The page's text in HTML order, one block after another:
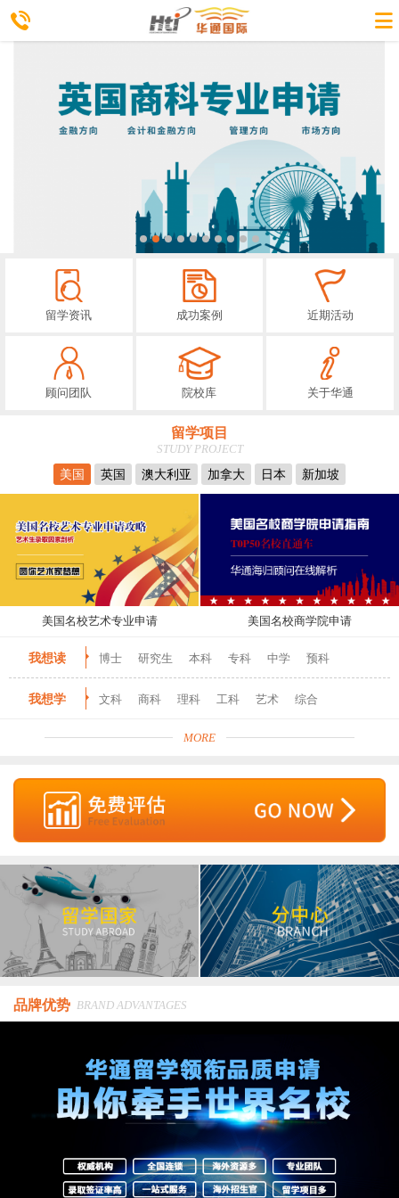
留学资讯 成功案例 近期活动
顾问团队 院校库 关于华通
留学项目
STUDY PROJECT
美国
英国 澳大利亚 加拿大 日本 新加坡
美国名校艺术专业申请 美国名校商学院申请
我想读 博士 研究生 本科 专科 中学 预科
我想学 文科 商科 理科 工科 艺术 综合
MORE
品牌优势 BRAND ADVANTAGES